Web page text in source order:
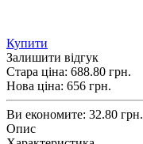
Купити
Залишити відгук
Стара ціна: 688.80 грн.
Нова ціна: 656 грн.
Ви економите: 32.80 грн.
Опис